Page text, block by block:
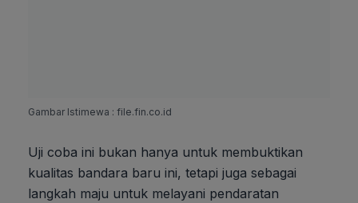
Gambar Istimewa : file.fin.co.id
Uji coba ini bukan hanya untuk membuktikan
kualitas bandara baru ini, tetapi juga sebagai
langkah maju untuk melayani pendaratan